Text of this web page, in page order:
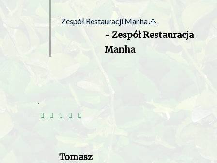
Zespół Restauracji Manha 🙏
~ Zespół Restauracja
Manha
Tomasz